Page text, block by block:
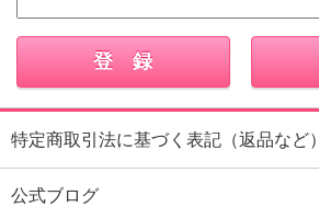
特定商取引法に基づく表記（返品など）
公式ブログ